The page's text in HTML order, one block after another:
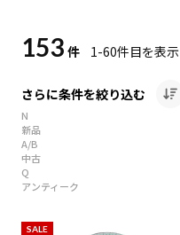
153 件 1-60件目を表示
さらに条件を絞り込む
N
新品
A/B
中古
Q
アンティーク
SALE